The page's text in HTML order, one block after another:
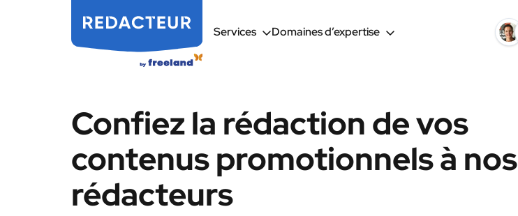
Services Domaines d’expertise
Confiez la rédaction de vos
contenus promotionnels à nos
rédacteurs